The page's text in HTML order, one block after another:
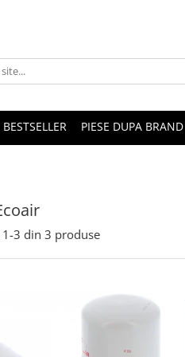
BESTSELLER PIESE DUPA BRAND
1-3 din 3 produse